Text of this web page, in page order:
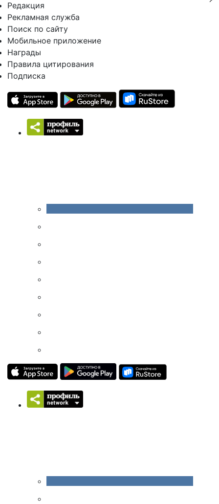
Редакция
Рекламная служба
Поиск по сайту
Мобильное приложение
Награды
Правила цитирования
Подписка